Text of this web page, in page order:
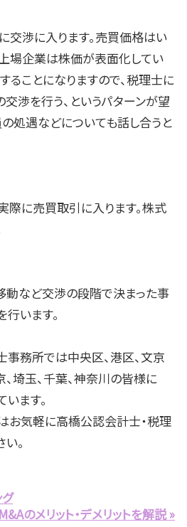
交渉に入ります。売買価格はい
場企業は株価が表面化してい
ことになりますので、税理士に
渉を行う、というパターンが望
処遇などについても話し合うと
際に売買取引に入ります。株式
動など交渉の段階で決まった事
います。
務所では中央区、港区、文京
埼玉、千葉、神奈川の皆様に
ます。
お気軽に高橋公認会計士・税理
。
のメリット・デメリットを解説 »